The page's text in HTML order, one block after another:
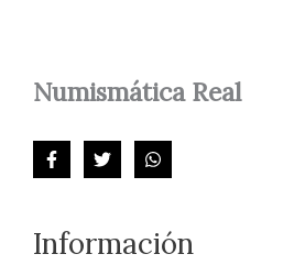
NumismáticaReal
Información